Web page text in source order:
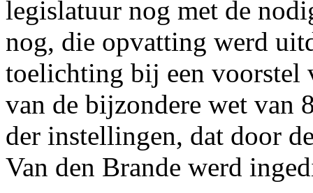
legislatuur nog met de
nog, die opvatting werd
toelichting bij een
van de bijzondere wet van
der instellingen, dat door
Van den Brande werd